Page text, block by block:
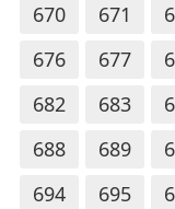
670
671
676
677
682
683
688
689
694
695